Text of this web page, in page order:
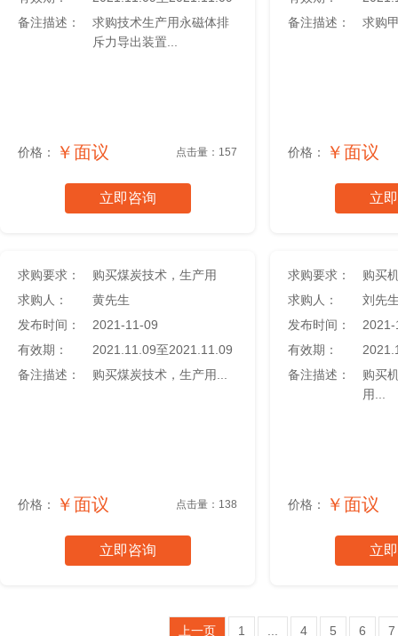
备注描述：
求购技术生产用永磁体排
斥力导出装置...
价格： ￥面议 点击量：157
立即咨询
备注描述：
求购
价格： ￥面议
立
求购要求：
​购买煤炭技术，生产用
求购人：
黄先生
发布时间：
2021-11-09
有效期：
2021.11.09至2021.11.09
备注描述：
购买煤炭技术，生产用...
价格： ￥面议 点击量：138
立即咨询
求购要求：
求购人：
刘先
发布时间：
有效期：
备注描述：
购买
用...
价格： ￥面议
立
上一页 1 4 5 6 7